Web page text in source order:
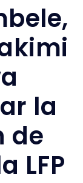
la
de
LFP